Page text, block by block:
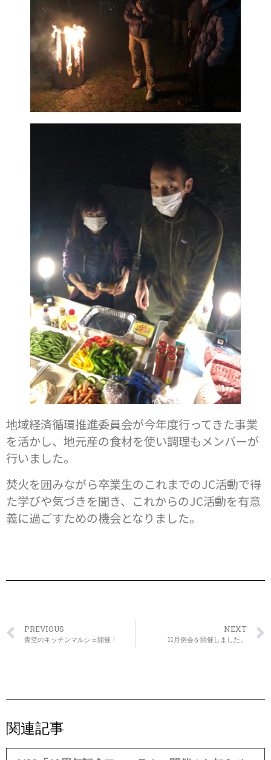
地域経済循環推進委員会が今年度行ってきた事業
を活かし、地元産の食材を使い調理もメンバーが
行いました。
焚火を囲みながら卒業生のこれまでのJC活動で得
た学びや気づきを聞き、これからのJC活動を有意
義に過ごすための機会となりました。
PREVIOUS
青空のキッチンマルシェ開催！
NEXT
11月例会を開催しました。
関連記事